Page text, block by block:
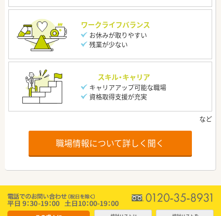
ワークライフバランス
お休みが取りやすい
残業が少ない
スキル・キャリア
キャリアアップ可能な職場
資格取得支援が充実
職場情報について詳しく聞く